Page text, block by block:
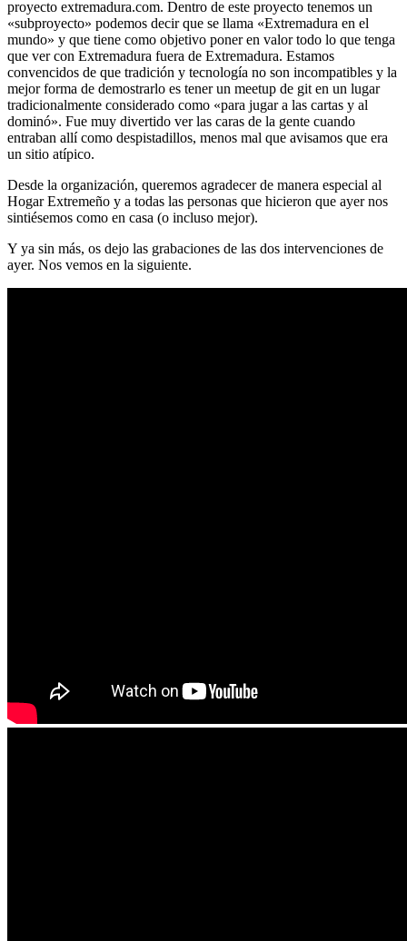
proyecto extremadura.com. Dentro de este proyecto tenemos un
«subproyecto» podemos decir que se llama «Extremadura en el
mundo» y que tiene como objetivo poner en valor todo lo que tenga
que ver con Extremadura fuera de Extremadura. Estamos
convencidos de que tradición y tecnología no son incompatibles y la
mejor forma de demostrarlo es tener un meetup de git en un lugar
tradicionalmente considerado como «para jugar a las cartas y al
dominó». Fue muy divertido ver las caras de la gente cuando
entraban allí como despistadillos, menos mal que avisamos que era
un sitio atípico.
Desde la organización, queremos agradecer de manera especial al
Hogar Extremeño y a todas las personas que hicieron que ayer nos
sintiésemos como en casa (o incluso mejor).
Y ya sin más, os dejo las grabaciones de las dos intervenciones de
ayer. Nos vemos en la siguiente.